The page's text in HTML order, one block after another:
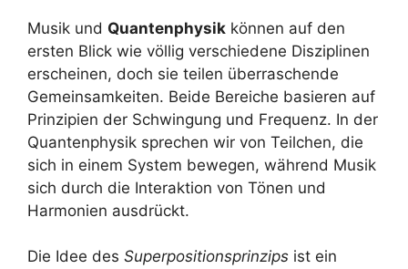
Musik und Quantenphysik können auf den
ersten Blick wie völlig verschiedene Disziplinen
erscheinen, doch sie teilen überraschende
Gemeinsamkeiten. Beide Bereiche basieren auf
Prinzipien der Schwingung und Frequenz. In der
Quantenphysik sprechen wir von Teilchen, die
sich in einem System bewegen, während Musik
sich durch die Interaktion von Tönen und
Harmonien ausdrückt.
Die Idee des Superpositionsprinzips ist ein